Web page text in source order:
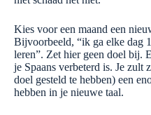
Kies voor een maand een
Bijvoorbeeld, “ik ga elke dag
leren”. Zet hier geen doel bij.
je Spaans verbeterd is. Je zult
doel gesteld te hebben) een
hebben in je nieuwe taal.